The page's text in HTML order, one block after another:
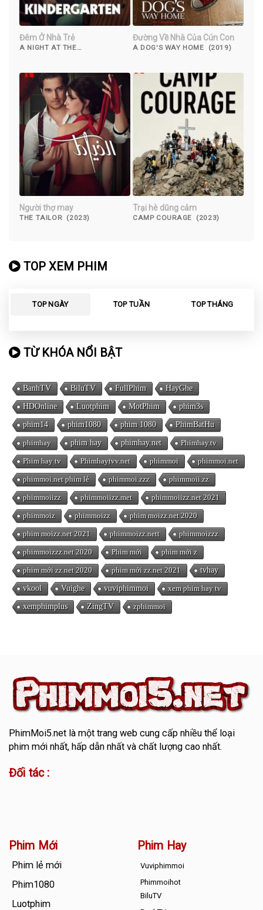
Đêm Ở Nhà Trẻ
A NIGHT AT THE
Đường Về Nhà Của Cún Con
A DOG'S WAY HOME (2019)
Người thợ may
THE TAILOR (2023)
Trại hè dũng cảm
CAMP COURAGE (2023)
TOP XEM PHIM
TOP NGÀY TOP TUẦN TOP THÁNG
TỪ KHÓA NỔI BẬT
BanhTV BiluTV FullPhim HayGhe
HDOnline Luotphim MotPhim phim3s
phim14 phim1080 phim 1080 PhimBatHu
phimhay phim hay phimhay.net Phimhay.tv
Phim hay tv Phimhaytvv.net phimmoi phimmoi.net
phimmoi.net phim lẻ phimmoi.zzz phimmoii.zz
phimmoiizz phimmoiizz.met phimmoiizz.net 2021
phimmoiz phimmoizz phim moizz.net 2020
phim moizz.net 2021 phimmoizz.nett phimmoizzz
phimmoizzz.net 2020 Phim mới phim mới z
phim mới zz.net 2020 phim mới zz.net 2021 tvhay
vkool Vuighe vuviphimmoi xem phim hay tv
xemphimplus ZingTV zphimmoi
PhimMoi5.netlà một trang web cung cấp nhiều thể loại
phim mới nhất, hấp dẫn nhất và chất lượng cao nhất.
Đối tác :
Phim Mới
Phim lẻ mới
Phim1080
Luotphim
Phim Hay
Vuviphimmoi
Phimmoihot
BiluTV